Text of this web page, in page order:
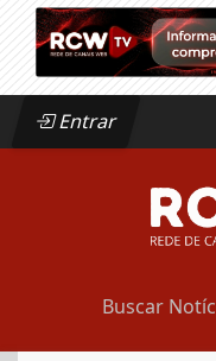
Entrar